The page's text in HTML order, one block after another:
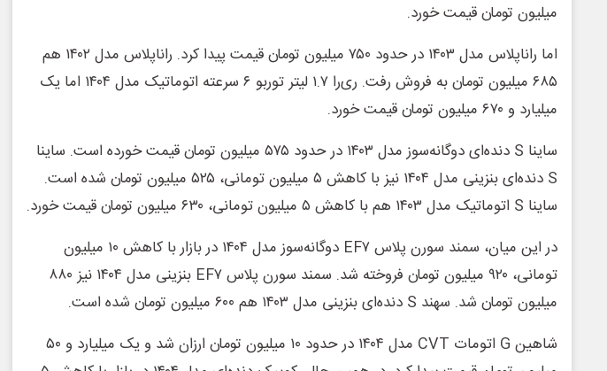
میلیون تومان قیمت خورد.
اما راناپلاس مدل ۱۴۰۳ در حدود ۷۵۰ میلیون تومان قیمت پیدا کرد. راناپلاس مدل ۱۴۰۲ هم
۶۸۵ میلیون تومان به فروش رفت. ری‌را ۱.۷ لیتر توربو ۶ سرعته اتوماتیک مدل ۱۴۰۴ اما یک
میلیارد و ۶۷۰ میلیون تومان قیمت خورد.
ساینا S دنده‌ای دوگانه‌سوز مدل ۱۴۰۳ در حدود ۵۷۵ میلیون تومان قیمت خورده است. ساینا
S دنده‌ای بنزینی مدل ۱۴۰۴ نیز با کاهش ۵ میلیون تومانی، ۵۲۵ میلیون تومان شده است.
ساینا S اتوماتیک مدل ۱۴۰۳ هم با کاهش ۵ میلیون تومانی، ۶۳۰ میلیون تومان قیمت خورد.
در این میان، سمند سورن پلاس EF۷ دوگانه‌سوز مدل ۱۴۰۴ در بازار با کاهش ۱۰ میلیون
تومانی، ۹۲۰ میلیون تومان فروخته شد. سمند سورن پلاس EF۷ بنزینی مدل ۱۴۰۴ نیز ۸۸۰
میلیون تومان شد. سهند S دنده‌ای بنزینی مدل ۱۴۰۳ هم ۶۰۰ میلیون تومان شده است.
شاهین G اتومات CVT مدل ۱۴۰۴ در حدود ۱۰ میلیون تومان ارزان شد و یک میلیارد و ۵۰